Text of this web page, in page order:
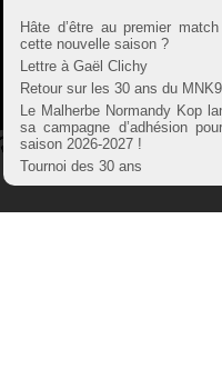
Hâte d’être au premier
cette nouvelle saison ?
Lettre à Gaël Clichy
Retour sur les 30 ans du
Le Malherbe Normandy Kop
sa campagne d’adhésion
saison 2026-2027 !
Tournoi des 30 ans